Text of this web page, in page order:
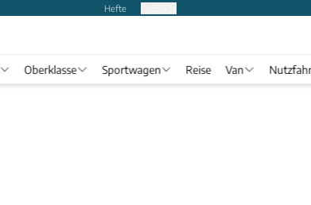
Hefte
Oberklasse Sportwagen Reise Van